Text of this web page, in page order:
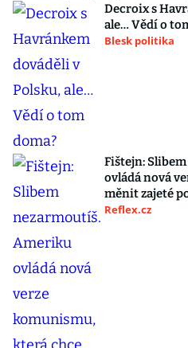
Decroix s
ale… Vědí o
Blesk politika
Fištejn:
ovládá nová
měnit zajeté
Reflex.cz